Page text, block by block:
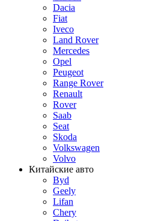
Dacia
Fiat
Iveco
Land Rover
Mercedes
Opel
Peugeot
Range Rover
Renault
Rover
Saab
Seat
Skoda
Volkswagen
Volvo
Китайские авто
Byd
Geely
Lifan
Chery